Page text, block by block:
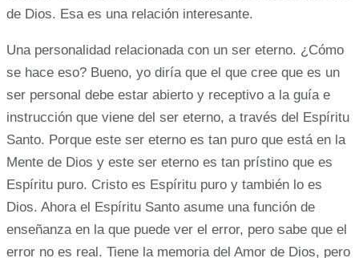
de Dios. Esa es una relación interesante.
Una personalidad relacionada con un ser eterno. ¿Cómo
se hace eso? Bueno, yo diría que el que cree que es un
ser personal debe estar abierto y receptivo a la guía e
instrucción que viene del ser eterno, a través del Espíritu
Santo. Porque este ser eterno es tan puro que está en la
Mente de Dios y este ser eterno es tan prístino que es
Espíritu puro. Cristo es Espíritu puro y también lo es
Dios. Ahora el Espíritu Santo asume una función de
enseñanza en la que puede ver el error, pero sabe que el
error no es real. Tiene la memoria del Amor de Dios, pero